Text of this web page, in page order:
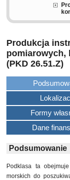
Produkcja
pomiarowych,
(PKD 26.51.Z)
Formy
Dane
Podsumowanie
Podklasa ta
morskich do